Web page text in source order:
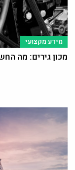
מידע מקצועי
מכון גירים: מה